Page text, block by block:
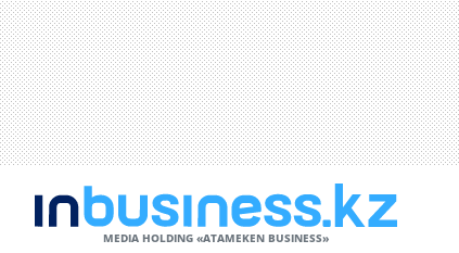
MEDIA HOLDING «ATAMEKЕN BUSINESS»